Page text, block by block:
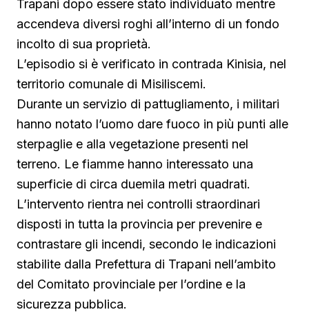
Trapani dopo essere stato individuato mentre
accendeva diversi roghi all’interno di un fondo
incolto di sua proprietà.
L’episodio si è verificato in contrada Kinisia, nel
territorio comunale di Misiliscemi.
Durante un servizio di pattugliamento, i militari
hanno notato l’uomo dare fuoco in più punti alle
sterpaglie e alla vegetazione presenti nel
terreno. Le fiamme hanno interessato una
superficie di circa duemila metri quadrati.
L’intervento rientra nei controlli straordinari
disposti in tutta la provincia per prevenire e
contrastare gli incendi, secondo le indicazioni
stabilite dalla Prefettura di Trapani nell’ambito
del Comitato provinciale per l’ordine e la
sicurezza pubblica.